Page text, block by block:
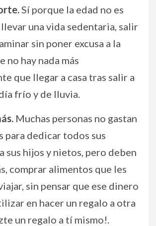
Sí porque la edad no es
llevar una vida sedentaria, salir
sin poner excusa a la
no hay nada más
que llegar a casa tras salir a
frío y de lluvia.
Muchas personas no gastan
para dedicar todos sus
sus hijos y nietos, pero deben
comprar alimentos que les
sin pensar que ese dinero
en hacer un regalo a otra
un regalo a tí mismo!.